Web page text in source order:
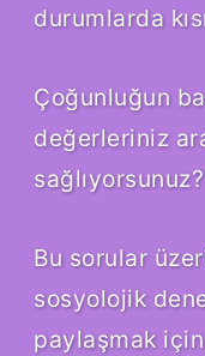
durumlarda
Çoğunluğun
değerleriniz
sağlıyorsunuz?
Bu sorular
sosyolojik
paylaşmak